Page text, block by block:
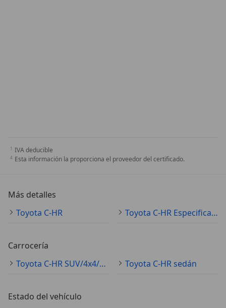
IVA deducible
Esta información la proporciona el proveedor del certificado.
Más detalles
Toyota C-HR
Toyota C-HR Especificaciones técnicas
Carrocería
Toyota C-HR SUV/4x4/pickup
Toyota C-HR sedán
Estado del vehículo